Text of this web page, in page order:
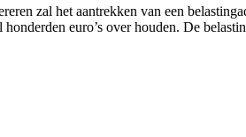
zal het aantrekken van een
euro’s over houden. De